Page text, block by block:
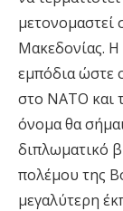
μετονομαστεί
Μακεδονίας. Η
εμπόδια ώστε
στο ΝΑΤΟ και
όνομα θα
διπλωματικό
πολέμου της
μεγαλύτερη